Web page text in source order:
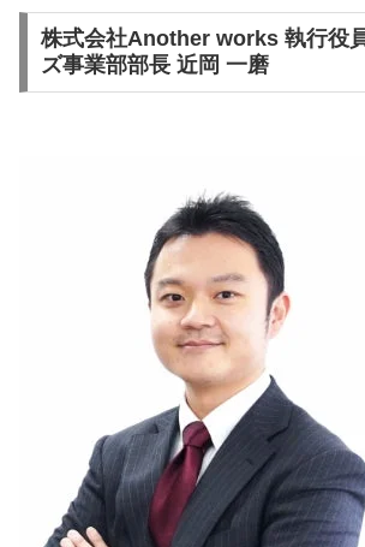
株式会社Another works 執行役
ズ事業部部長 近岡 一磨